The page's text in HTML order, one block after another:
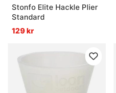
Stonfo Elite Hackle Plier
Standard
129 kr